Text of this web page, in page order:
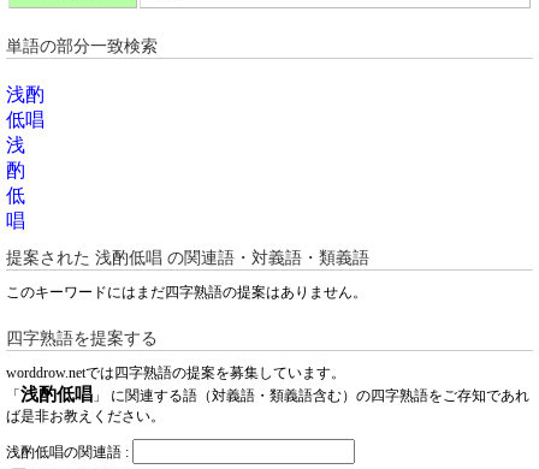
単語の部分一致検索
浅酌
低唱
浅
酌
低
唱
提案された 浅酌低唱 の関連語・対義語・類義語
このキーワードにはまだ四字熟語の提案はありません。
四字熟語を提案する
worddrow.netでは四字熟語の提案を募集しています。
「 浅酌低唱 」 に関連する語（対義語・類義語含む）の四字熟語をご存知であれ
ば是非お教えください。
浅酌低唱の関連語 :